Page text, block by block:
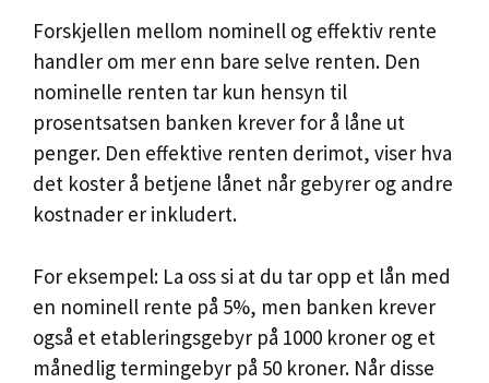
Forskjellen mellom nominell og effektiv rente
handler om mer enn bare selve renten. Den
nominelle renten tar kun hensyn til
prosentsatsen banken krever for å låne ut
penger. Den effektive renten derimot, viser hva
det koster å betjene lånet når gebyrer og andre
kostnader er inkludert.
For eksempel: La oss si at du tar opp et lån med
en nominell rente på 5%, men banken krever
også et etableringsgebyr på 1000 kroner og et
månedlig termingebyr på 50 kroner. Når disse